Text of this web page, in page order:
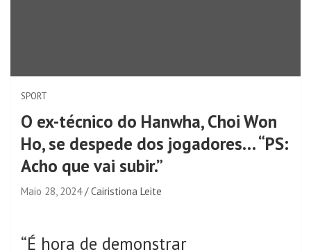
SPORT
O ex-técnico do Hanwha, Choi Won
Ho, se despede dos jogadores… “PS:
Acho que vai subir.”
Maio 28, 2024 Cairistiona Leite
“É hora de demonstrar